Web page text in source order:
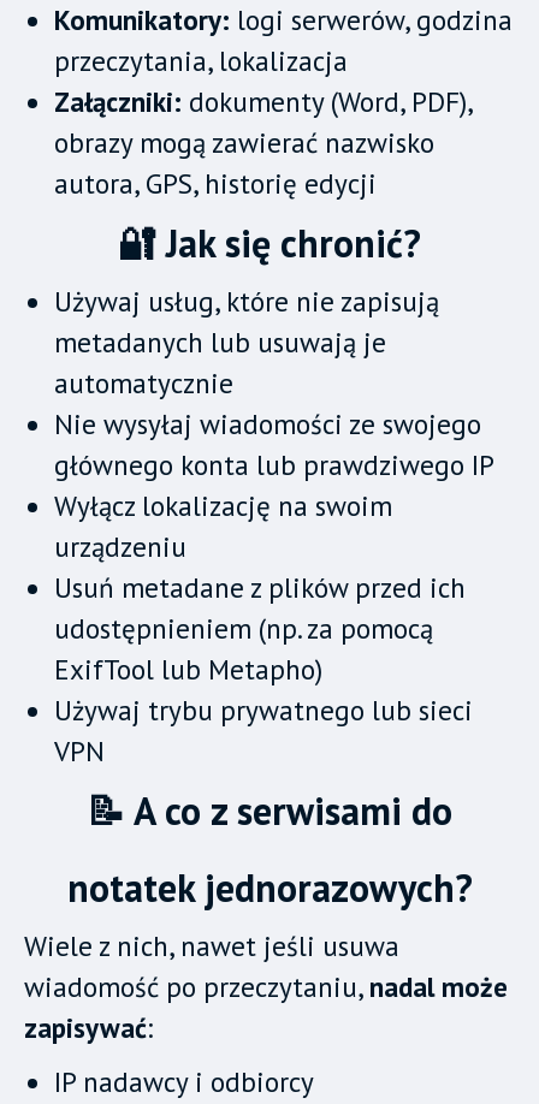
Komunikatory: logi serwerów, godzina
przeczytania, lokalizacja
Załączniki: dokumenty (Word, PDF),
obrazy mogą zawierać nazwisko
autora, GPS, historię edycji
🔐 Jak się chronić?
Używaj usług, które nie zapisują
metadanych lub usuwają je
automatycznie
Nie wysyłaj wiadomości ze swojego
głównego konta lub prawdziwego IP
Wyłącz lokalizację na swoim
urządzeniu
Usuń metadane z plików przed ich
udostępnieniem (np. za pomocą
ExifTool lub Metapho)
Używaj trybu prywatnego lub sieci
VPN
📝 A co z serwisami do
notatek jednorazowych?
Wiele z nich, nawet jeśli usuwa
wiadomość po przeczytaniu, nadal może
zapisywać:
IP nadawcy i odbiorcy